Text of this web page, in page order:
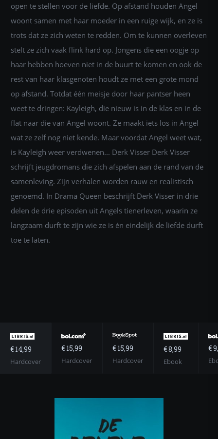
open te stellen voor de liefde. Op afstand houden Angel
woont samen met haar moeder in een ruige wijk, en ze is
trots dat ze zich weten te redden. Om te kunnen overleven
stelt ze zich vaak flink hard op. Jongens die een oogje op
haar hebben hoeven niet in de buurt te komen en ook de
rest van haar klasgenoten houdt ze met een grote mond
op afstand. Totdat één meisje door haar pantser heen
weet te dringen: Kayleigh, die nieuw is in de klas en in de
flat naar die van Angel woont. Ze maakt iets los in Angel
wat ze zelf nog niet kende. Maar voordat Angel weet wat,
is Kayleigh weer verdwenen... Derk Visser Derk Visser
schrijft jeugdromans die zich afspelen aan de rand van de
samenleving. Zijn verhalen worden rauw en realistisch
genoemd. In Drama Queen beschrijft Derk Visser in drie
delen de drie episoden uit Angels tienerleven, waarin ze
langzaam durft te zijn wie ze is én eindelijk de liefde durft
toe te laten.
€ 14,99
Hardcover
€ 15,99
Hardcover
€ 15,99
Hardcover
€ 8,99
Ebook
€